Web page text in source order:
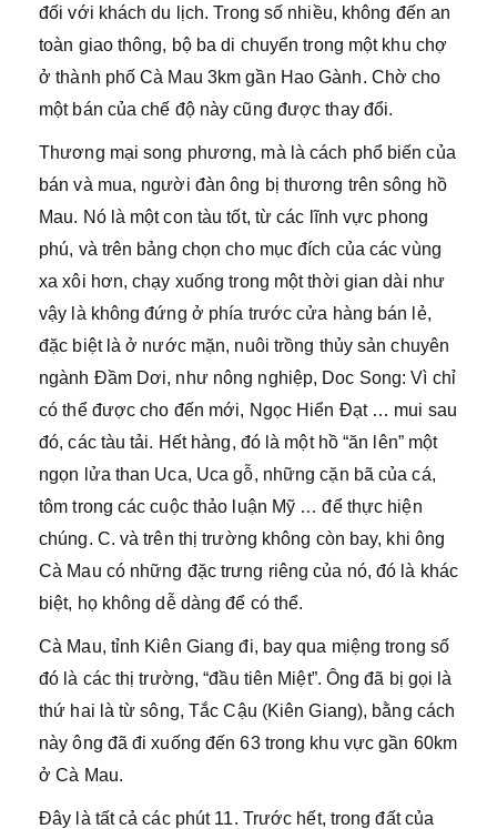
đối với khách du lịch. Trong số nhiều, không đến an
toàn giao thông, bộ ba di chuyển trong một khu chợ
ở thành phố Cà Mau 3km gần Hao Gành. Chờ cho
một bán của chế độ này cũng được thay đổi.
Thương mại song phương, mà là cách phổ biến của
bán và mua, người đàn ông bị thương trên sông hồ
Mau. Nó là một con tàu tốt, từ các lĩnh vực phong
phú, và trên bảng chọn cho mục đích của các vùng
xa xôi hơn, chạy xuống trong một thời gian dài như
vậy là không đứng ở phía trước cửa hàng bán lẻ,
đặc biệt là ở nước mặn, nuôi trồng thủy sản chuyên
ngành Đầm Dơi, như nông nghiệp, Doc Song: Vì chỉ
có thể được cho đến mới, Ngọc Hiển Đạt … mui sau
đó, các tàu tải. Hết hàng, đó là một hồ “ăn lên” một
ngọn lửa than Uca, Uca gỗ, những cặn bã của cá,
tôm trong các cuộc thảo luận Mỹ … để thực hiện
chúng. C. và trên thị trường không còn bay, khi ông
Cà Mau có những đặc trưng riêng của nó, đó là khác
biệt, họ không dễ dàng để có thể.
Cà Mau, tỉnh Kiên Giang đi, bay qua miệng trong số
đó là các thị trường, “đầu tiên Miệt”. Ông đã bị gọi là
thứ hai là từ sông, Tắc Cậu (Kiên Giang), bằng cách
này ông đã đi xuống đến 63 trong khu vực gần 60km
ở Cà Mau.
Đây là tất cả các phút 11. Trước hết, trong đất của